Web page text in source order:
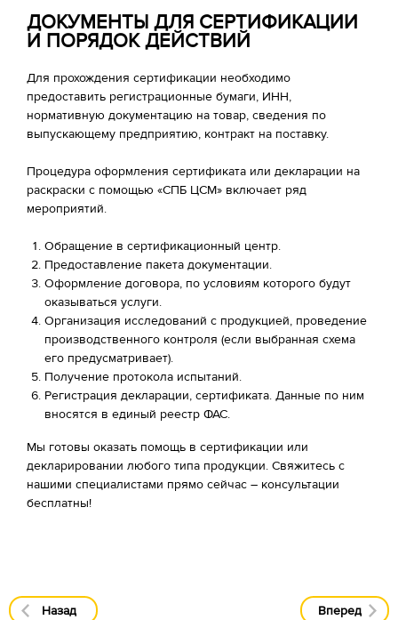
ДОКУМЕНТЫ ДЛЯ СЕРТИФИКАЦИИ
И ПОРЯДОК ДЕЙСТВИЙ
Для прохождения сертификации необходимо
предоставить регистрационные бумаги, ИНН,
нормативную документацию на товар, сведения по
выпускающему предприятию, контракт на поставку.
Процедура оформления сертификата или декларации на
раскраски с помощью «СПБ ЦСМ» включает ряд
мероприятий.
Обращение в сертификационный центр.
Предоставление пакета документации.
Оформление договора, по условиям которого будут
оказываться услуги.
Организация исследований с продукцией, проведение
производственного контроля (если выбранная схема
его предусматривает).
Получение протокола испытаний.
Регистрация декларации, сертификата. Данные по ним
вносятся в единый реестр ФАС.
Мы готовы оказать помощь в сертификации или
декларировании любого типа продукции. Свяжитесь с
нашими специалистами прямо сейчас – консультации
бесплатны!
Назад Вперед